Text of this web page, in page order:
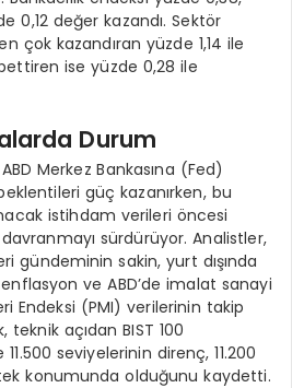
0,12 değer kazandı. Sektör
çok kazandıran yüzde 1,14 ile
ise yüzde 0,28 ile
Durum
Merkez Bankasına (Fed)
güç kazanırken, bu
istihdam verileri öncesi
sürdürüyor. Analistler,
gündeminin sakin, yurt dışında
ve ABD’de imalat sanayi
Endeksi (PMI) verilerinin takip
açıdan BIST 100
seviyelerinin direnç, 11.200
konumunda olduğunu kaydetti.